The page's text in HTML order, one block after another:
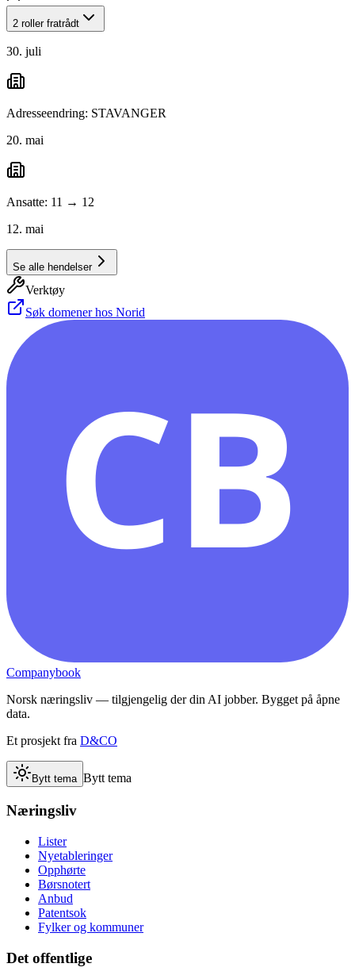
2 roller fratrådt
30. juli
Adresseendring: STAVANGER
20. mai
Ansatte: 11 → 12
12. mai
Se alle hendelser
Verktøy
Søk domener hos Norid
CB
Companybook
Norsk næringsliv — tilgjengelig der din AI jobber. Bygget på åpne
data.
Et prosjekt fra D&CO
Bytt tema Bytt tema
Næringsliv
Lister
Nyetableringer
Opphørte
Børsnotert
Anbud
Patentsok
Fylker og kommuner
Det offentlige